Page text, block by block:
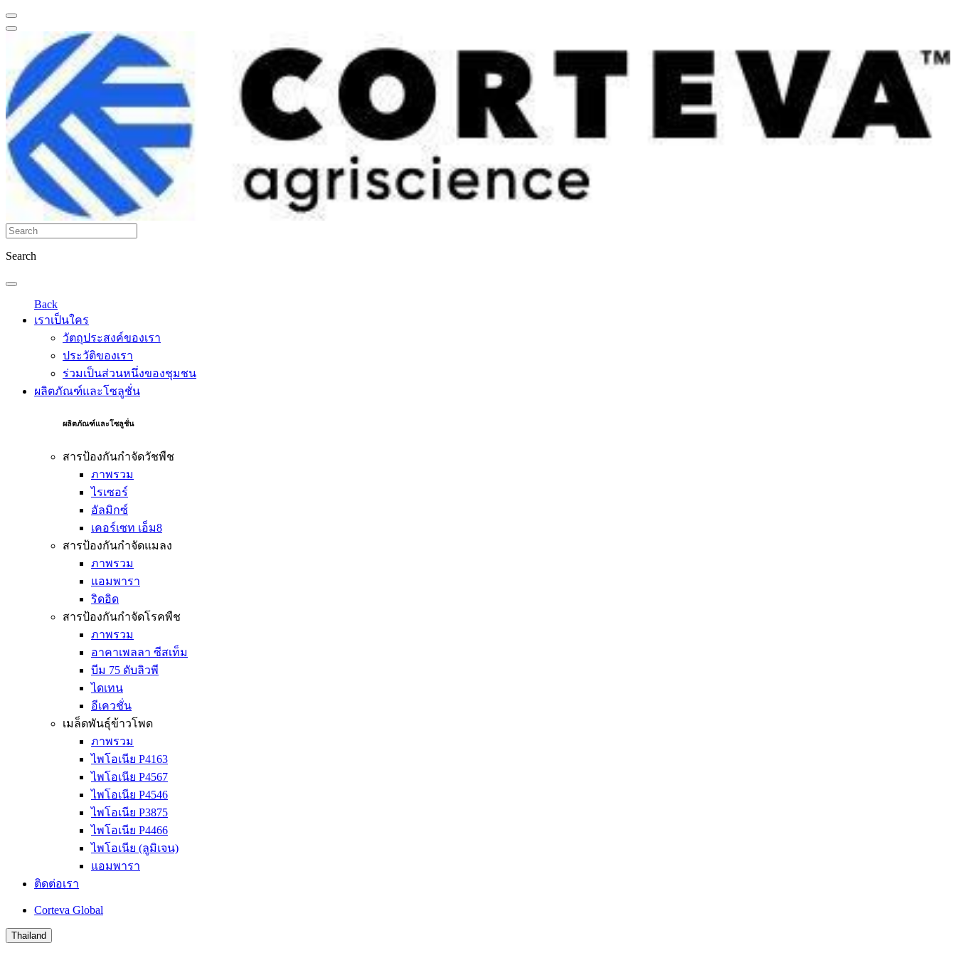
Search
Back
เราเป็นใคร
วัตถุประสงค์ของเรา
ประวัติของเรา
ร่วมเป็นส่วนหนึ่งของชุมชน
ผลิตภัณฑ์และโซลูชั่น
ผลิตภัณฑ์และโซลูชั่น
สารป้องกันกำจัดวัชพืช
ภาพรวม
ไรเซอร์
อัลมิกซ์
เคอร์เซท เอ็ม8
สารป้องกันกำจัดแมลง
ภาพรวม
แอมพารา
ริดอิด
สารป้องกันกำจัดโรคพืช
ภาพรวม
อาคาเพลลา ซีสเท็ม
บีม 75 ดับลิวพี
ไดเทน
อีเควชั่น
เมล็ดพันธุ์ข้าวโพด
ภาพรวม
ไพโอเนีย P4163
ไพโอเนีย P4567
ไพโอเนีย P4546
ไพโอเนีย P3875
ไพโอเนีย P4466
ไพโอเนีย (ลูมิเจน)
แอมพารา
ติดต่อเรา
Corteva Global
Thailand